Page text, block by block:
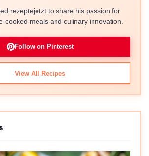
rezeptejetzt to share his passion for
cooked meals and culinary innovation.
Follow on Pinterest
View All Recipes